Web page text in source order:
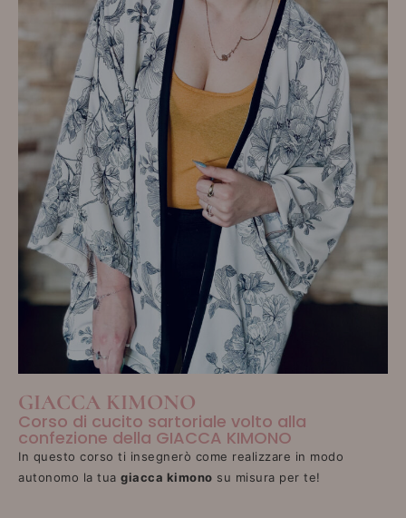
GIACCA KIMONO
Corso di cucito sartoriale volto alla
confezione della GIACCA KIMONO
In questo corso ti insegnerò come realizzare in modo
autonomo la tua giacca kimono su misura per te!